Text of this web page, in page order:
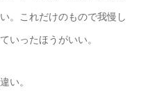
。これだけのもので我慢し
いったほうがいい。
い。